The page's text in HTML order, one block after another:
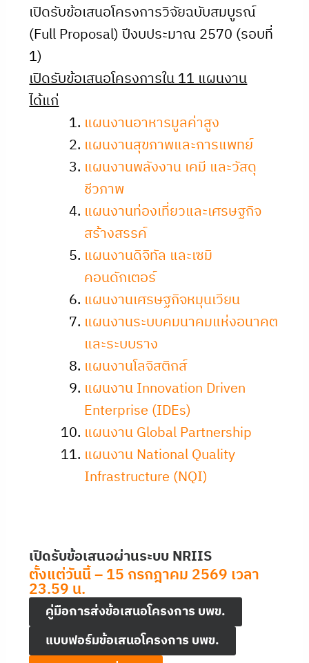
เปิดรับข้อเสนอโครงการวิจัยฉบับสมบูรณ์
(Full Proposal) ปีงบประมาณ 2570 (รอบที่
1)
เปิดรับข้อเสนอโครงการใน 11 แผนงาน
ได้แก่
แผนงานอาหารมูลค่าสูง
แผนงานสุขภาพและการแพทย์
แผนงานพลังงาน เคมี และวัสดุ
ชีวภาพ
แผนงานท่องเที่ยวและเศรษฐกิจ
สร้างสรรค์
แผนงานดิจิทัล และเซมิ
คอนดักเตอร์
แผนงานเศรษฐกิจหมุนเวียน
แผนงานระบบคมนาคมแห่งอนาคต
และระบบราง
แผนงานโลจิสติกส์
แผนงาน Innovation Driven
Enterprise (IDEs)
แผนงาน Global Partnership
แผนงาน National Quality
Infrastructure (NQI)
เปิดรับข้อเสนอผ่านระบบ NRIIS
ตั้งแต่วันนี้ – 15 กรกฎาคม 2569 เวลา
23.59 น.
คู่มือการส่งข้อเสนอโครงการ บพข.
แบบฟอร์มข้อเสนอโครงการ บพข.